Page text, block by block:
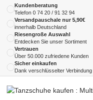
Kundenberatung
Telefon 0 74 20 / 91 32 94
Versandpauschale nur 5,90€
innerhalb Deutschland
Riesengroße Auswahl
Entdecken Sie unser Sortiment
Vertrauen
Über 50.000 zufriedene Kunden
Sicher einkaufen
Dank verschlüsselter Verbindung